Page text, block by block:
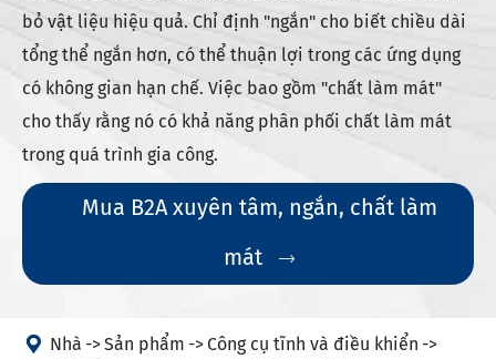
bỏ vật liệu hiệu quả. Chỉ định "ngắn" cho biết chiều dài
tổng thể ngắn hơn, có thể thuận lợi trong các ứng dụng
có không gian hạn chế. Việc bao gồm "chất làm mát"
cho thấy rằng nó có khả năng phân phối chất làm mát
trong quá trình gia công.
Mua B2A xuyên tâm, ngắn, chất làm
mát

 Nhà Sản phẩm
Công cụ tĩnh và điều khiển